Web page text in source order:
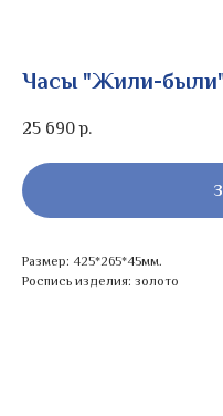
Часы "Жили-
25 690 р.
Размер: 425*265*45мм.
Роспись изделия: золото